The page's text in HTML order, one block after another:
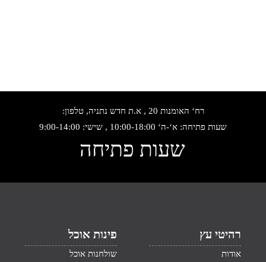
רח‘ האומנות 20 , א.ת חדש נתניה, טלפון:
שעות פתיחה: א‘-ה‘ 10:00-18:00 , שישי: 9:00-14:00
שעות פתיחה
רהיטי עץ
אודות
פינות אוכל
שולחנות אוכל